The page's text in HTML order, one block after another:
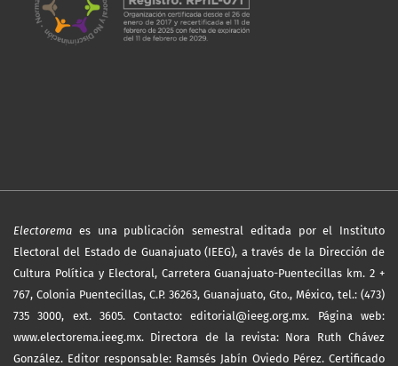
Electorema es una publicación semestral editada por el Instituto
Electoral del Estado de Guanajuato (IEEG), a través de la Dirección de
Cultura Política y Electoral, Carretera Guanajuato-Puentecillas km. 2 +
767, Colonia Puentecillas, C.P. 36263, Guanajuato, Gto., México, tel.: (473)
735 3000, ext. 3605. Contacto: editorial@ieeg.org.mx. Página web:
www.electorema.ieeg.mx. Directora de la revista: Nora Ruth Chávez
González. Editor responsable: Ramsés Jabín Oviedo Pérez. Certificado